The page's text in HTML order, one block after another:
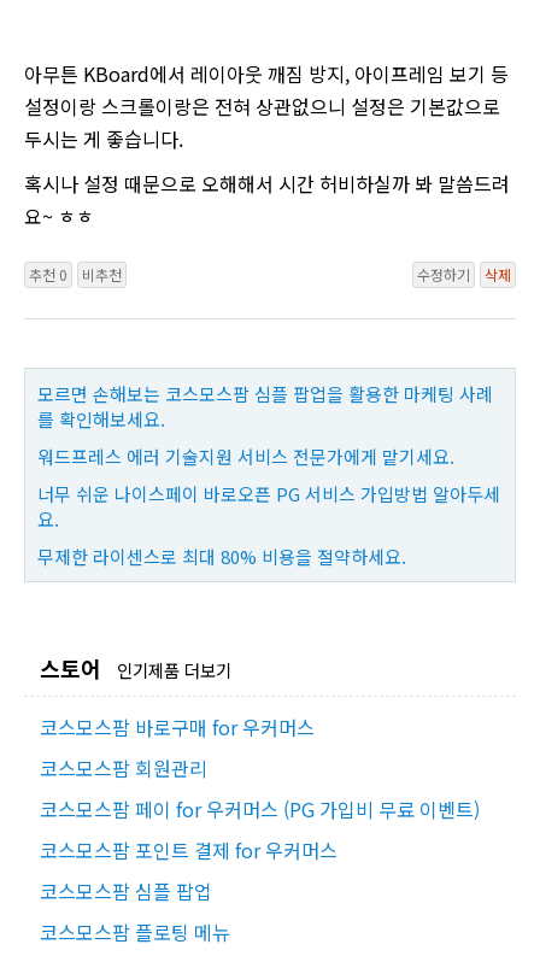
아무튼 KBoard에서 레이아웃 깨짐 방지, 아이프레임 보기 등
설정이랑 스크롤이랑은 전혀 상관없으니 설정은 기본값으로
두시는 게 좋습니다.
혹시나 설정 때문으로 오해해서 시간 허비하실까 봐 말씀드려
요~ ㅎㅎ
추천 0 비추천 수정하기 삭제
모르면 손해보는 코스모스팜 심플 팝업을 활용한 마케팅 사례
를 확인해보세요.
워드프레스 에러 기술지원 서비스 전문가에게 맡기세요.
너무 쉬운 나이스페이 바로오픈 PG 서비스 가입방법 알아두세
요.
무제한 라이센스로 최대 80% 비용을 절약하세요.
스토어 인기제품 더보기
코스모스팜 바로구매 for 우커머스
코스모스팜 회원관리
코스모스팜 페이 for 우커머스 (PG 가입비 무료 이벤트)
코스모스팜 포인트 결제 for 우커머스
코스모스팜 심플 팝업
코스모스팜 플로팅 메뉴